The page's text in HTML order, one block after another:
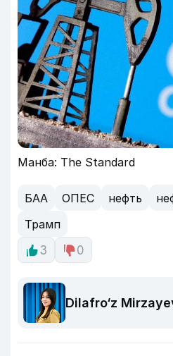
Манба: The Standard
БАА ОПЕC нефть
Трамп
3
0
Dilafro‘z